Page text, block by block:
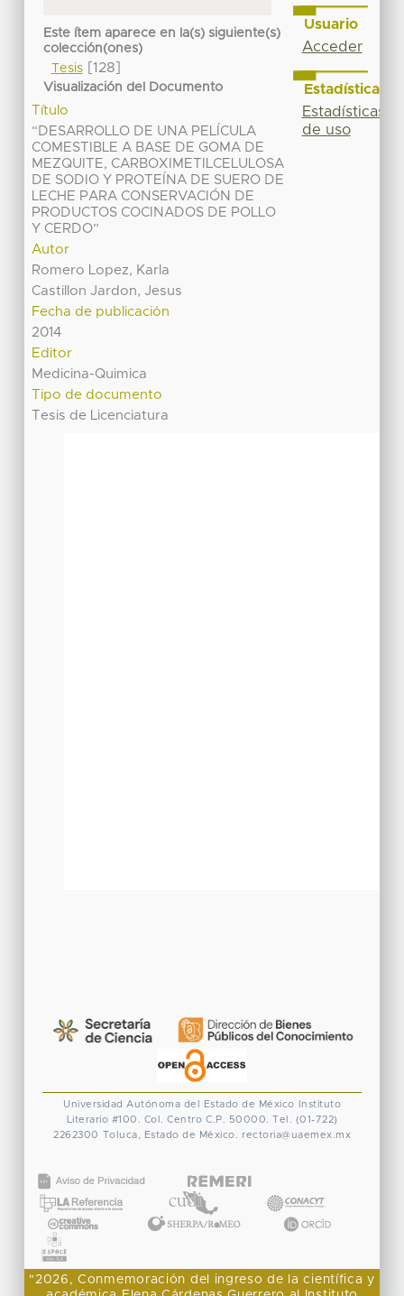
Este ítem aparece en la(s) siguiente(s)
colección(ones)
Tesis[128]
Visualización del Documento
Título
“DESARROLLO DE UNA PELÍCULA
COMESTIBLE A BASE DE GOMA DE
MEZQUITE, CARBOXIMETILCELULOSA
DE SODIO Y PROTEÍNA DE SUERO DE
LECHE PARA CONSERVACIÓN DE
PRODUCTOS COCINADOS DE POLLO
Y CERDO”
Autor
Romero Lopez, Karla
Castillon Jardon, Jesus
Fecha de publicación
2014
Editor
Medicina-Quimica
Tipo de documento
Tesis de Licenciatura
Usuario
Acceder
Estadísticas
Estadísticas
de uso
Universidad Autónoma del Estado de México
Instituto
Literario #100. Col. Centro C.P. 50000. Tel. (01-722)
2262300 Toluca, Estado de México. rectoria@uaemex.mx
"2026, Conmemoración del ingreso de la científica y